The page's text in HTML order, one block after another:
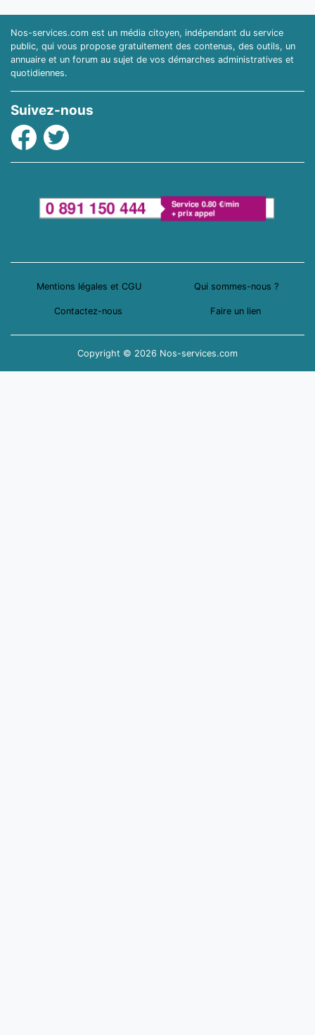
Nos-services.com est un média citoyen, indépendant du service
public, qui vous propose gratuitement des contenus, des outils, un
annuaire et un forum au sujet de vos démarches administratives et
quotidiennes.
Suivez-nous
Facebook
Twitter
Mentions légales et CGU Qui sommes-nous ?
Contactez-nous Faire un lien
Copyright © 2026 Nos-services.com